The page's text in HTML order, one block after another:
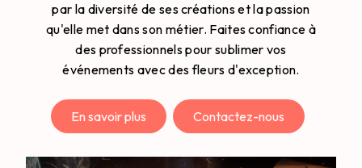
par la diversité de ses créations et la passion
qu'elle met dans son métier. Faites confiance à
des professionnels pour sublimer vos
événements avec des fleurs d'exception.
En savoir plus Contactez-nous